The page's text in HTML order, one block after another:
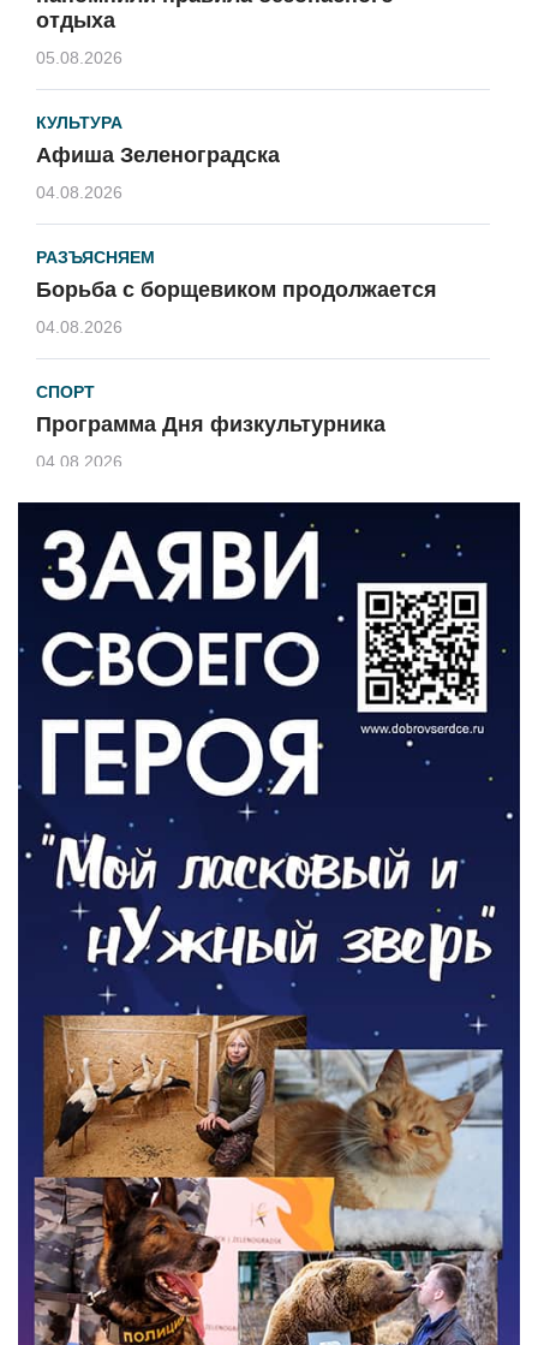
отдыха
05.08.2026
КУЛЬТУРА
Афиша Зеленоградска
04.08.2026
РАЗЪЯСНЯЕМ
Борьба с борщевиком продолжается
04.08.2026
СПОРТ
Программа Дня физкультурника
04.08.2026
ЗЕМЛЯКИ
«Мы радовались, так как видели
результат своего труда»
О ЧЕМ ПИСАЛА ГАЗЕТА
По страницам архивных газет
03.08.2026